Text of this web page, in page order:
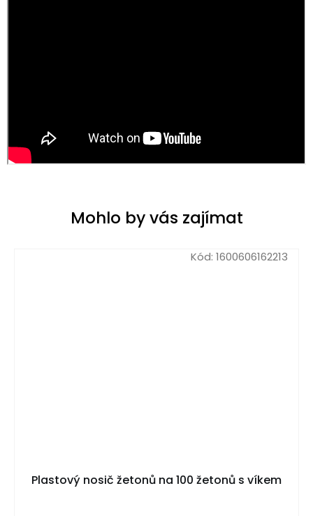
Mohlo by vás zajímat
Plastový nosič žetonů na 100 žetonů s víkem
Kód: 1600606162213